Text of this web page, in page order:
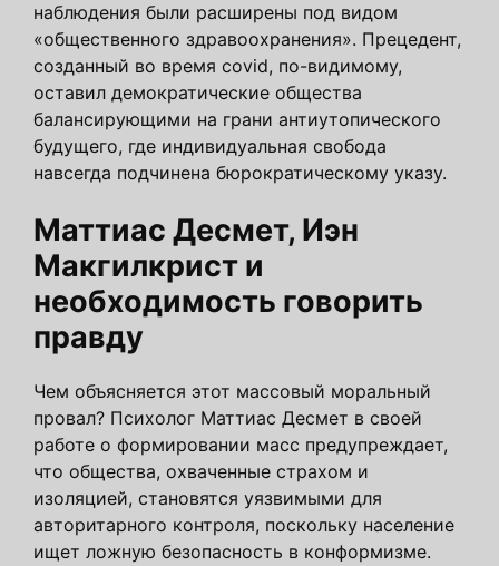
наблюдения были расширены под видом
«общественного здравоохранения». Прецедент,
созданный во время covid, по-видимому,
оставил демократические общества
балансирующими на грани антиутопического
будущего, где индивидуальная свобода
навсегда подчинена бюрократическому указу.
Маттиас Десмет, Иэн
Макгилкрист и
необходимость говорить
правду
Чем объясняется этот массовый моральный
провал? Психолог Маттиас Десмет в своей
работе о формировании масс предупреждает,
что общества, охваченные страхом и
изоляцией, становятся уязвимыми для
авторитарного контроля, поскольку население
ищет ложную безопасность в конформизме.